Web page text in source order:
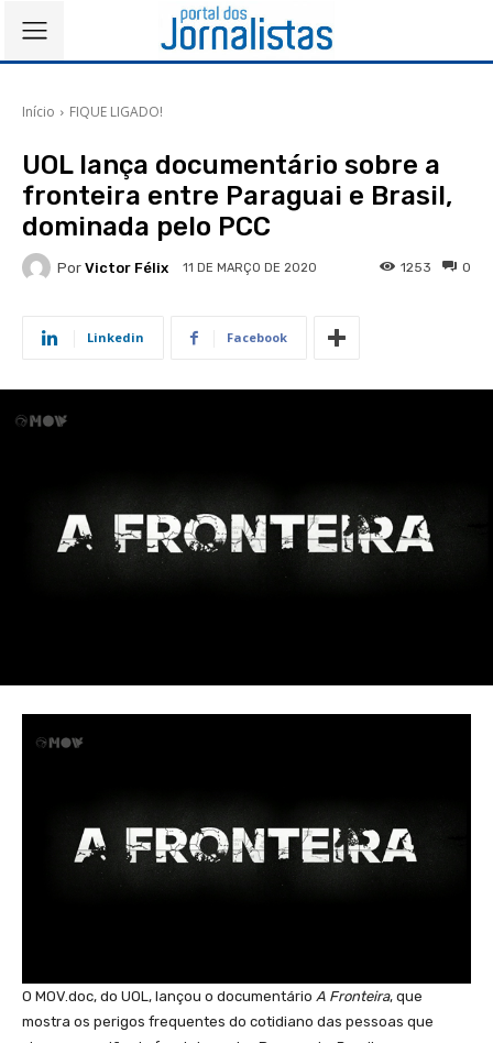
Início FIQUE LIGADO!
UOL lança documentário sobre a
fronteira entre Paraguai e Brasil,
dominada pelo PCC
Por Victor Félix 11 DE MARÇO DE 2020 0
1253
Linkedin Facebook
O MOV.doc, do UOL, lançou o documentário A Fronteira, que
mostra os perigos frequentes do cotidiano das pessoas que